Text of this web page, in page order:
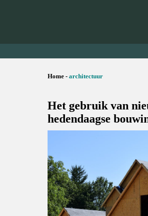
Home - architectuur
Het gebruik van
hedendaagse